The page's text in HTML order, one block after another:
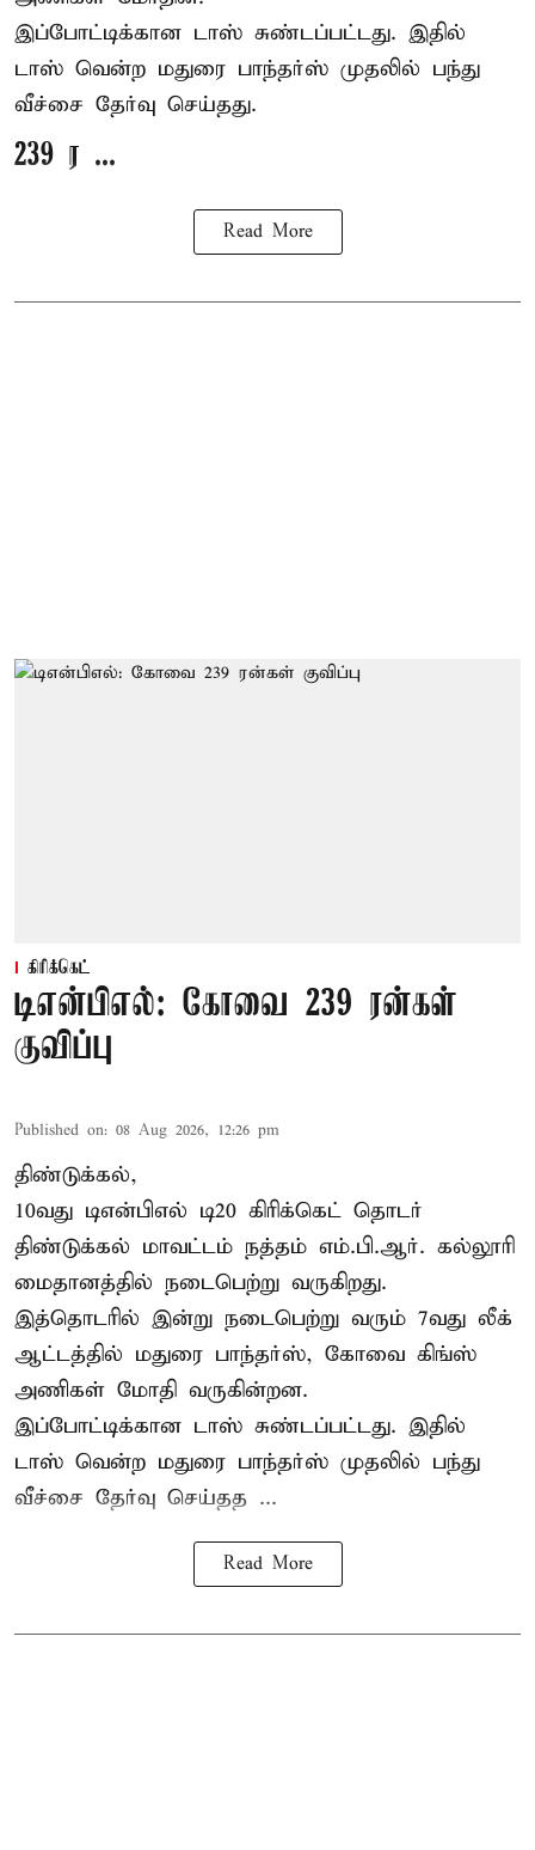
இப்போட்டிக்கான டாஸ் சுண்டப்பட்டது. இதில்
டாஸ் வென்ற மதுரை பாந்தர்ஸ் முதலில் பந்து
வீச்சை தேர்வு செய்தது.
239 ர ...
Read More
கிரிக்கெட்
டிஎன்பிஎல்: கோவை 239 ரன்கள்
குவிப்பு
Published on: 08 Aug 2026, 12:26 pm
திண்டுக்கல்,
10வது டிஎன்பிஎல் டி20 கிரிக்கெட் தொடர்
திண்டுக்கல் மாவட்டம் நத்தம் எம்.பி.ஆர். கல்லூரி
மைதானத்தில் நடைபெற்று வருகிறது.
இத்தொடரில் இன்று நடைபெற்று வரும் 7வது லீக்
ஆட்டத்தில் மதுரை பாந்தர்ஸ், கோவை கிங்ஸ்
அணிகள் மோதி வருகின்றன.
இப்போட்டிக்கான டாஸ் சுண்டப்பட்டது. இதில்
டாஸ் வென்ற மதுரை பாந்தர்ஸ் முதலில் பந்து
வீச்சை தேர்வு செய்தத ...
Read More